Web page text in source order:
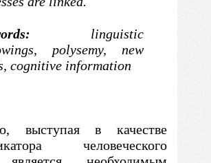
linguistic
polysemy, new
cognitive information
выступаявкачестве
человеческого